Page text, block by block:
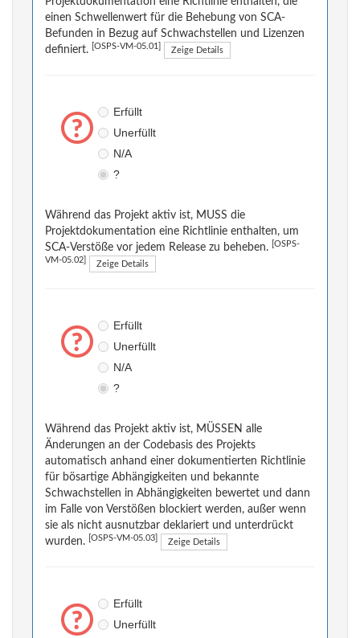
einen Schwellenwert für die Behebung von SCA-
Befunden in Bezug auf Schwachstellen und Lizenzen
definiert.
[OSPS-VM-05.01] Zeige Details
Erfüllt
Unerfüllt
N/A
?
Während das Projekt aktiv ist, MUSS die
Projektdokumentation eine Richtlinie enthalten, um
SCA-Verstöße vor jedem Release zu beheben.
[OSPS-
VM-05.02] Zeige Details
Erfüllt
Unerfüllt
N/A
?
Während das Projekt aktiv ist, MÜSSEN alle
Änderungen an der Codebasis des Projekts
automatisch anhand einer dokumentierten Richtlinie
für bösartige Abhängigkeiten und bekannte
Schwachstellen in Abhängigkeiten bewertet und dann
im Falle von Verstößen blockiert werden, außer wenn
sie als nicht ausnutzbar deklariert und unterdrückt
wurden.
[OSPS-VM-05.03] Zeige Details
Erfüllt
Unerfüllt